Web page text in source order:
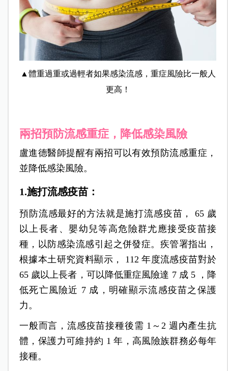
▲體重過重或過輕者如果感染流感，重症風險比一般人
更高！
兩招預防流感重症，降低感染風險
盧進德醫師提醒有兩招可以有效預防流感重症，
並降低感染風險。
1.施打流感疫苗：
預防流感最好的方法就是施打流感疫苗， 65 歲
以上長者、嬰幼兒等高危險群尤應接受疫苗接
種，以防感染流感引起之併發症。疾管署指出，
根據本土研究資料顯示， 112 年度流感疫苗對於
65 歲以上長者，可以降低重症風險達 7 成 5 ，降
低死亡風險近 7 成，明確顯示流感疫苗之保護
力。
一般而言，流感疫苗接種後需 1～2 週內產生抗
體，保護力可維持約 1 年，高風險族群務必每年
接種。